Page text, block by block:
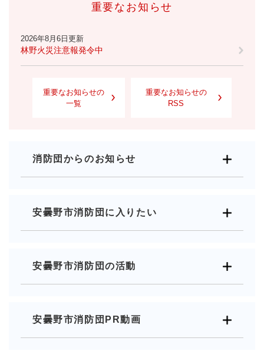
重要なお知らせ
2026年8月6日更新
林野火災注意報発令中
重要なお知らせの
一覧
重要なお知らせの
RSS
消防団からのお知らせ
安曇野市消防団に入りたい
安曇野市消防団の活動
安曇野市消防団PR動画